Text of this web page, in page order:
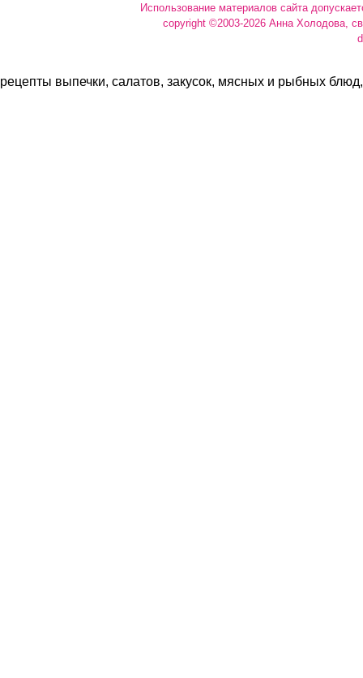
Использование материалов сайта
copyright ©2003-2026 Анна Холодова,
рецепты выпечки, салатов, закусок, мясных и рыбных